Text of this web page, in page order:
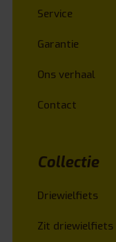
Service
Garantie
Ons verhaal
Contact
Collectie
Driewielfiets
Zit driewielfiets